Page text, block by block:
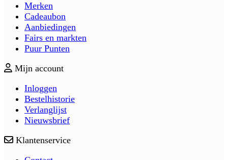
Merken
Cadeaubon
Aanbiedingen
Fairs en markten
Puur Punten
Mijn account
Inloggen
Bestelhistorie
Verlanglijst
Nieuwsbrief
Klantenservice